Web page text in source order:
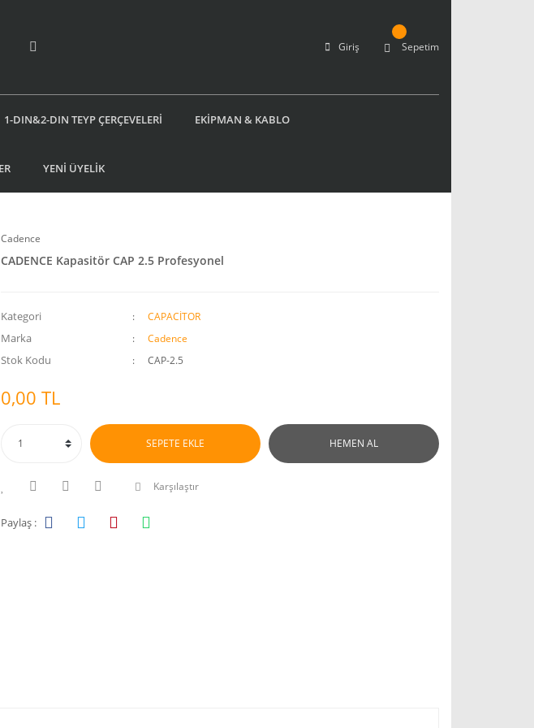
Giriş Sepetim
1-DIN&2-DIN TEYP ÇERÇEVELERİ EKİPMAN & KABLO
YENİ ÜYELİK
Cadence
CADENCE Kapasitör CAP 2.5 Profesyonel
Kategori CAPACİTOR
Marka Cadence
Stok Kodu CAP-2.5
0,00 TL
SEPETE EKLE HEMEN AL
Karşılaştır
Paylaş :